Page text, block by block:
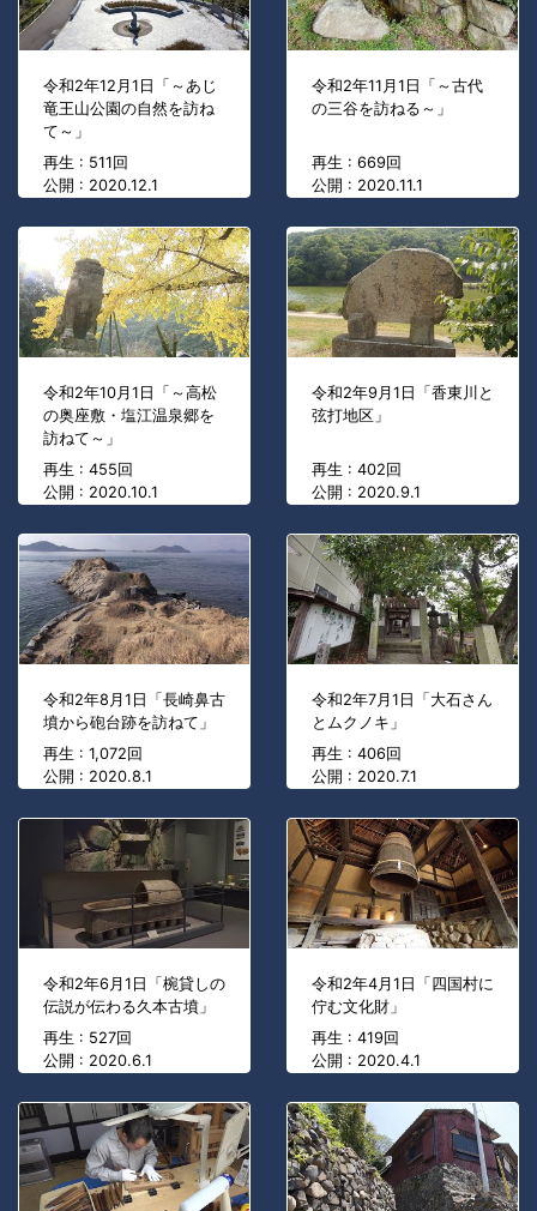
令和2年12月1日「～あじ
竜王山公園の自然を訪ね
て～」
再生 : 511回
公開 : 2020.12.1
令和2年11月1日「～古代
の三谷を訪ねる～」
再生 : 669回
公開 : 2020.11.1
令和2年10月1日「～高松
の奥座敷・塩江温泉郷を
訪ねて～」
再生 : 455回
公開 : 2020.10.1
令和2年9月1日「香東川と
弦打地区」
再生 : 402回
公開 : 2020.9.1
令和2年8月1日「長崎鼻古
墳から砲台跡を訪ねて」
再生 : 1,072回
公開 : 2020.8.1
令和2年7月1日「大石さん
とムクノキ」
再生 : 406回
公開 : 2020.7.1
令和2年6月1日「椀貸しの
伝説が伝わる久本古墳」
再生 : 527回
公開 : 2020.6.1
令和2年4月1日「四国村に
佇む文化財」
再生 : 419回
公開 : 2020.4.1